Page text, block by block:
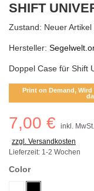
SHIFT
Zustand: Neuer Artikel
Hersteller:
Doppel Case für Shift
Print on Demand,
7,00 €
inkl. MwSt.
zzgl. Versandkosten
Lieferzeit: 1-2 Wochen
Color